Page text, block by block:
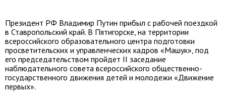
Президент РФ Владимир Путин прибыл с рабочей поездкой
в Ставропольский край. В Пятигорске, на территории
всероссийского образовательного центра подготовки
просветительских и управленческих кадров «Машук», под
его председательством пройдет II заседание
наблюдательного совета всероссийского общественно-
государственного движения детей и молодежи «Движение
первых».